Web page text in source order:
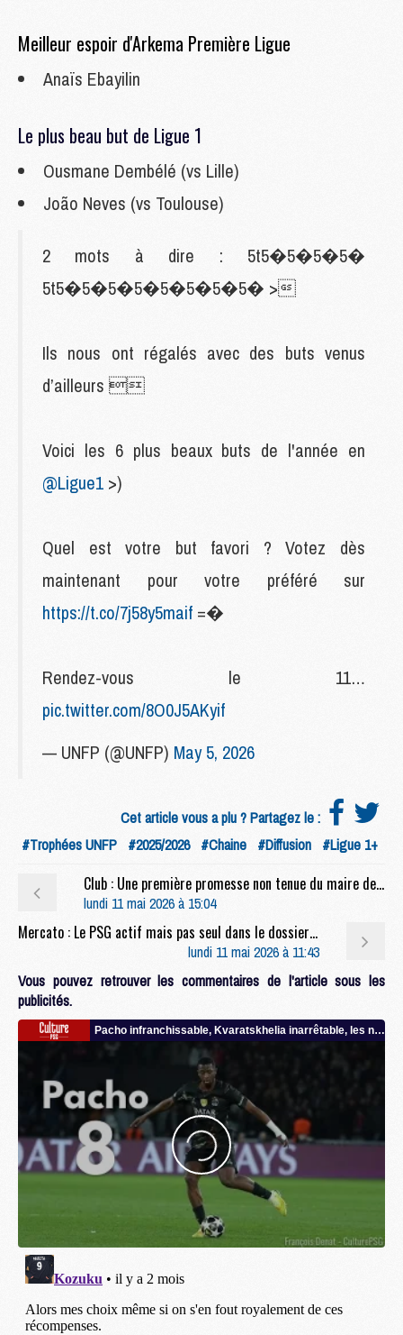
Meilleur espoir d'Arkema Première Ligue
Anaïs Ebayilin
Le plus beau but de Ligue 1
Ousmane Dembélé (vs Lille)
João Neves (vs Toulouse)
2 mots à dire : 5t5�5�5�5�
5t5�5�5�5�5�5�5�5� >
Ils nous ont régalés avec des buts venus
d’ailleurs 
Voici les 6 plus beaux buts de l'année en
@Ligue1 >)
Quel est votre but favori ? Votez dès
maintenant pour votre préféré sur
https://t.co/7j58y5maif =�
Rendez-vous le 11…
pic.twitter.com/8O0J5AKyif
— UNFP (@UNFP) May 5, 2026
Cet article vous a plu ? Partagez le :
#Trophées UNFP #2025/2026 #Chaine #Diffusion #Ligue 1+
Club : Une première promesse non tenue du maire de Paris sur le PSG
lundi 11 mai 2026 à 15:04
Mercato : Le PSG actif mais pas seul dans le dossier Alvarez
lundi 11 mai 2026 à 11:43
Vous pouvez retrouver les commentaires de l'article sous les
publicités.